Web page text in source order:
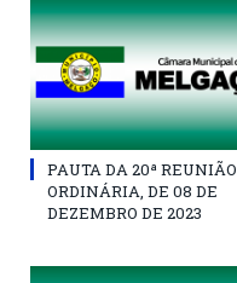
PAUTA DA 20ª REUNIÃO
ORDINÁRIA, DE 08 DE
DEZEMBRO DE 2023